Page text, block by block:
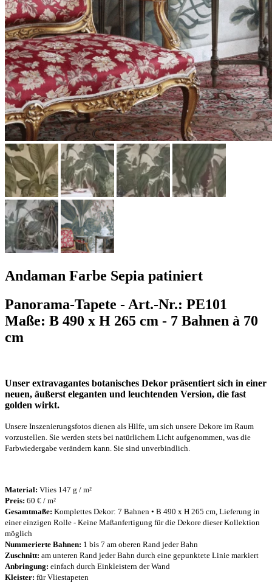
Andaman Farbe Sepia patiniert
Panorama-Tapete - Art.-Nr.: PE101
Maße: B 490 x H 265 cm - 7 Bahnen à 70
cm
Unser extravagantes botanisches Dekor präsentiert sich in einer
neuen, äußerst eleganten und leuchtenden Version, die fast
golden wirkt.
Unsere Inszenierungsfotos dienen als Hilfe, um sich unsere Dekore im Raum
vorzustellen. Sie werden stets bei natürlichem Licht aufgenommen, was die
Farbwiedergabe verändern kann. Sie sind unverbindlich.
Material: Vlies 147 g / m²
Preis: 60 € / m²
Gesamtmaße: Komplettes Dekor: 7 Bahnen • B 490 x H 265 cm, Lieferung in
einer einzigen Rolle - Keine Maßanfertigung für die Dekore dieser Kollektion
möglich
Nummerierte Bahnen: 1 bis 7 am oberen Rand jeder Bahn
Zuschnitt: am unteren Rand jeder Bahn durch eine gepunktete Linie markiert
Anbringung: einfach durch Einkleistern der Wand
Kleister: für Vliestapeten